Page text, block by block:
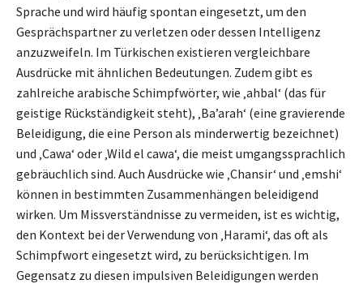
Sprache und wird häufig spontan eingesetzt, um den
Gesprächspartner zu verletzen oder dessen Intelligenz
anzuzweifeln. Im Türkischen existieren vergleichbare
Ausdrücke mit ähnlichen Bedeutungen. Zudem gibt es
zahlreiche arabische Schimpfwörter, wie ‚ahbal‘ (das für
geistige Rückständigkeit steht), ‚Ba’arah‘ (eine gravierende
Beleidigung, die eine Person als minderwertig bezeichnet)
und ‚Cawa‘ oder ‚Wild el cawa‘, die meist umgangssprachlich
gebräuchlich sind. Auch Ausdrücke wie ‚Chansir‘ und ‚emshi‘
können in bestimmten Zusammenhängen beleidigend
wirken. Um Missverständnisse zu vermeiden, ist es wichtig,
den Kontext bei der Verwendung von ‚Harami‘, das oft als
Schimpfwort eingesetzt wird, zu berücksichtigen. Im
Gegensatz zu diesen impulsiven Beleidigungen werden